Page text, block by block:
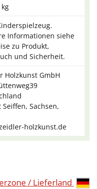
kg
Informationen siehe
zu Produkt,
und Sicherheit.
Holzkunst GmbH
Seiffen, Sachsen,
holzkunst.de
/ Lieferland